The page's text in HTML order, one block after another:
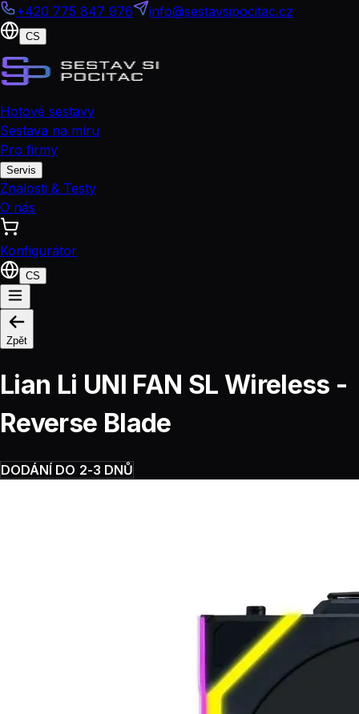
+420 775 847 976 info@sestavsipocitac.cz
CS
Hotové sestavy
Sestava na míru
Pro firmy
Servis
Znalosti & Testy
O nás
Konfigurátor
CS
Zpět
Lian Li UNI FAN SL Wireless -
Reverse Blade
DODÁNÍ DO 2-3 DNŮ